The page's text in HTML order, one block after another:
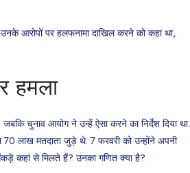
आरोपों पर हलफनामा दाखिल करने को कहा था,
हमला
चुनाव आयोग ने उन्हें ऐसा करने का निर्देश दिया था.
70 लाख मतदाता जुड़े थे. 7 फरवरी को उन्होंने अपनी
कहां से मिलते हैं? उनका गणित क्या है?